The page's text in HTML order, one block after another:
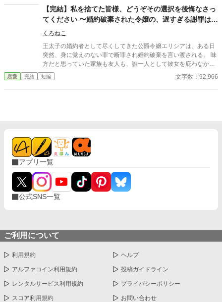
の全十二話。 ※番外編の王太子視点はヤンデレ注意報が発令され
ています。
【完結】私を捨てた皆様、どうぞその選択を後悔なさっ
てください 〜婚約破棄された令嬢の、遅すぎる謝罪はお
断りです〜
くろねこ
王太子の婚約者として尽くしてきた公爵令嬢エリシアは、ある日
突然、身に覚えのない罪で断罪され婚約破棄を言い渡される。 味
方だと思っていた家族も友人も、誰一人として彼女を庇わなかっ
た。 ――けれど、彼らは知らなかった。 彼女こそが国を支えてい
た“本当の功労者”だったことを。 すべてを失ったはずの令嬢が選
恋愛 完結 短編 文字数：92,966
アプリ一覧
公式SNS一覧
ご利用について
利用規約 ヘルプ
アルファコイン利用規約 投稿ガイドライン
レンタルサービス利用規約 プライバシーポリシー
スコア利用規約 お問い合わせ